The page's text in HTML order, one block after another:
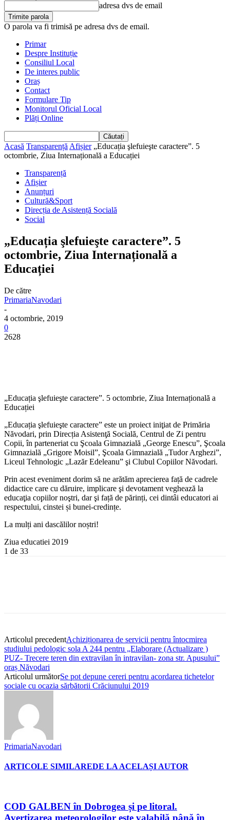
adresa dvs de email
O parola va fi trimisă pe adresa dvs de email.
Primar
Despre Instituție
Consiliul Local
De interes public
Oraș
Contact
Formulare Tip
Monitorul Oficial Local
Plăți Online
Acasă Transparență Afișier „Educația şlefuieşte caractere”. 5
octombrie, Ziua Internațională a Educației
Transparență
Afișier
Anunțuri
Cultură&Sport
Direcția de Asistență Socială
Social
„Educația şlefuieşte caractere”. 5
octombrie, Ziua Internațională a
Educației
De către
PrimariaNavodari
-
4 octombrie, 2019
0
2628
„Educația şlefuieşte caractere”. 5 octombrie, Ziua Internațională a
Educației
„Educația şlefuieşte caractere” este un proiect iniţiat de Primăria
Năvodari, prin Direcția Asistenţă Socială, Centrul de Zi pentru
Copii, în parteneriat cu Şcoala Gimnazială „George Enescu”, Şcoala
Gimnazială „Grigore Moisil”, Şcoala Gimnazială „Tudor Arghezi”,
Liceul Tehnologic „Lazăr Edeleanu” şi Clubul Copiilor Năvodari.
Prin acest eveniment dorim să ne arătăm aprecierea față de cadrele
didactice care cu dăruire, implicare şi devotament veghează la
educaţia copiilor noştri, dar şi față de părinți, cei dintâi educatori ai
respectului, cinstei și bunei-credințe.
La mulți ani dascălilor noștri!
Ziua educatiei 2019
1 de 33
Articolul precedentAchiziționarea de servicii pentru întocmirea
studiului pedologic sola A 244 pentru „Elaborare (Actualizare )
PUZ- Trecere teren din extravilan în intravilan- zona str. Apusului”
oraș Năvodari
Articolul următorSe pot depune cereri pentru acordarea tichetelor
sociale cu ocazia sărbătorii Crăciunului 2019
PrimariaNavodari
ARTICOLE SIMILAREDE LA ACELAȘI AUTOR
COD GALBEN în Dobrogea și pe litoral.
Avertizarea meteorologilor este valabilă până în